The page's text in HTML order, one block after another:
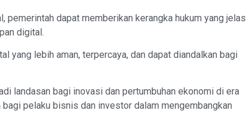
pemerintah dapat memberikan kerangka hukum yang jelas
digital.
yang lebih aman, terpercaya, dan dapat diandalkan bagi
landasan bagi inovasi dan pertumbuhan ekonomi di era
pelaku bisnis dan investor dalam mengembangkan